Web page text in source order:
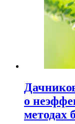
о
методах